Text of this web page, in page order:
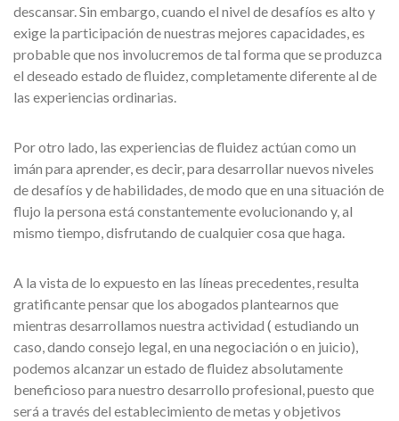
descansar. Sin embargo, cuando el nivel de desafíos es alto y
exige la participación de nuestras mejores capacidades, es
probable que nos involucremos de tal forma que se produzca
el deseado estado de fluidez, completamente diferente al de
las experiencias ordinarias.
Por otro lado, las experiencias de fluidez actúan como un
imán para aprender, es decir, para desarrollar nuevos niveles
de desafíos y de habilidades, de modo que en una situación de
flujo la persona está constantemente evolucionando y, al
mismo tiempo, disfrutando de cualquier cosa que haga.
A la vista de lo expuesto en las líneas precedentes, resulta
gratificante pensar que los abogados plantearnos que
mientras desarrollamos nuestra actividad ( estudiando un
caso, dando consejo legal, en una negociación o en juicio),
podemos alcanzar un estado de fluidez absolutamente
beneficioso para nuestro desarrollo profesional, puesto que
será a través del establecimiento de metas y objetivos